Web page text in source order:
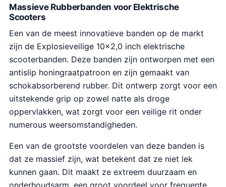
Massieve Rubberbanden voor Elektrische
Scooters
Een van de meest innovatieve banden op de markt
zijn de Explosieveilige 10×2,0 inch elektrische
scooterbanden. Deze banden zijn ontworpen met een
antislip honingraatpatroon en zijn gemaakt van
schokabsorberend rubber. Dit ontwerp zorgt voor een
uitstekende grip op zowel natte als droge
oppervlakken, wat zorgt voor een veilige rit onder
numerous weersomstandigheden.
Een van de grootste voordelen van deze banden is
dat ze massief zijn, wat betekent dat ze niet lek
kunnen gaan. Dit maakt ze extreem duurzaam en
onderhoudsarm, een groot voordeel voor frequente